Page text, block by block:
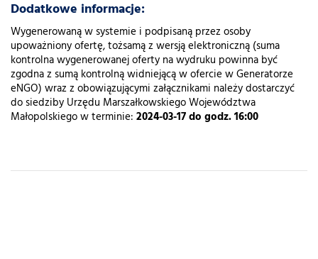
Dodatkowe informacje:
Wygenerowaną w systemie i podpisaną przez osoby
upoważniony ofertę, tożsamą z wersją elektroniczną (suma
kontrolna wygenerowanej oferty na wydruku powinna być
zgodna z sumą kontrolną widniejącą w ofercie w Generatorze
eNGO) wraz z obowiązującymi załącznikami należy dostarczyć
do siedziby Urzędu Marszałkowskiego Województwa
Małopolskiego w terminie: 2024-03-17 do godz. 16:00